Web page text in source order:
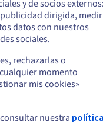
red aislada,
OPNsense) y
para empezar o
y de socios
dirigida, medir
datos con nuestros
sociales.
rechazarlas o
momento
mis cookies»
nuestra